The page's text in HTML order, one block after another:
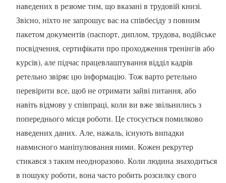
наведених в резюме тим, що вказані в трудовій книзі.
Звісно, ніхто не запрошує вас на співбесіду з повним
пакетом документів (паспорт, диплом, трудова, водійське
посвідчення, сертифікати про проходження тренінгів або
курсів), але підчас працевлаштування відділ кадрів
ретельно звіряє цю інформацію. Тож варто ретельно
перевірити все, щоб не отримати зайві питання, або
навіть відмову у співпраці, коли ви вже звільнились з
попереднього місця роботи. Це стосується помилково
наведених даних. Але, нажаль, існують випадки
навмисного маніпулювання ними. Кожен рекрутер
стикався з таким неодноразово. Коли людина знаходиться
в пошуку роботи, вона часто робить розсилку свого